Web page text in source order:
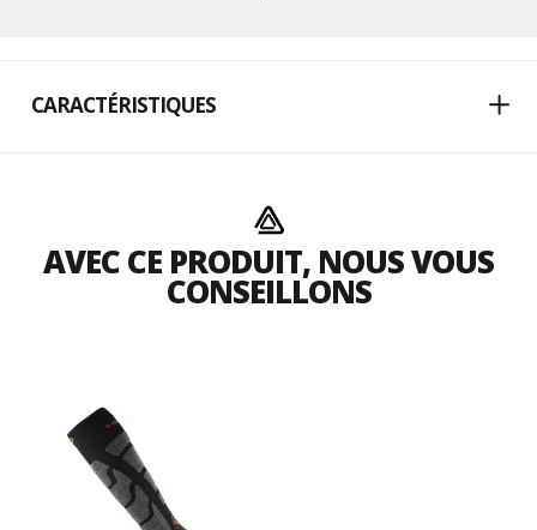
CARACTÉRISTIQUES
AVEC CE PRODUIT, NOUS VOUS
CONSEILLONS